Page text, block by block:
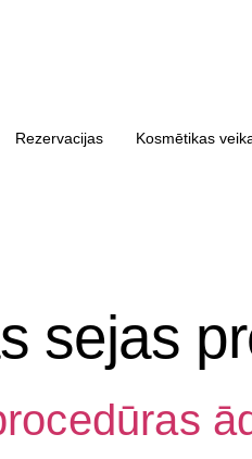
Rezervacijas Kosmētikas
sejas